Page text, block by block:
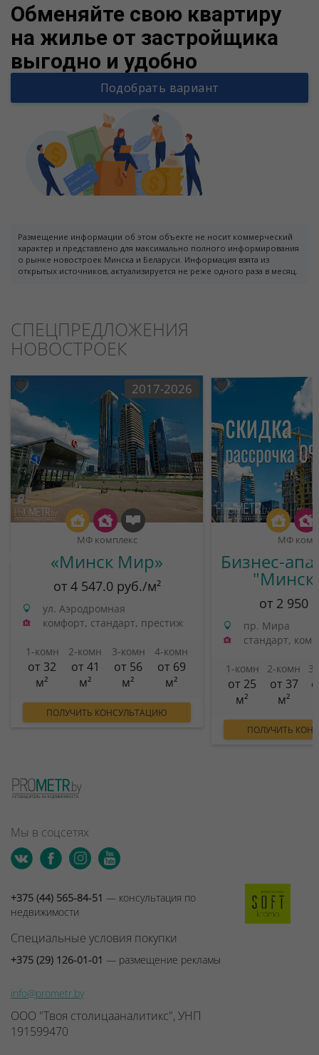
Обменяйте свою квартиру
на жилье от застройщика
выгодно и удобно
Подобрать вариант
Размещение информации об этом объекте не носит коммерческий
характер и представлено для максимально полного информирования
о рынке новостроек Минска и Беларуси. Информация взята из
открытых источников, актуализируется не реже одного раза в месяц.
СПЕЦПРЕДЛОЖЕНИЯ
НОВОСТРОЕК
2017-2026
МФ комплекс
«Минск Мир»
от 4 547.0 руб./м²
ул. Аэродромная
комфорт, стандарт, престиж
1-комн
от 32
м²
2-комн
от 41
м²
3-комн
от 56
м²
4-комн
от 69
м²
ПОЛУЧИТЬ КОНСУЛЬТАЦИЮ
МФ
Бизнес-
от 2 950
пр. Мира
стандарт,
1-комн
от 25
м²
2-комн
от 37
м²
ПОЛУЧИТЬ
Мы в соцсетях
+375 (44) 565-84-51 — консультация по
недвижимости
Специальные условия покупки
+375 (29) 126-01-01 — размещение рекламы
info@prometr.by
ООО "Твоя столицааналитикс", УНП
191599470